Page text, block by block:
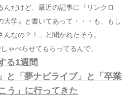
んだけど、最近の記事に『リンクロ
大学』と書いてあって・・・も、もし
なの？！」と聞かれたそう。
ゃべらせてもらってるんで、
る1週間
と「夢ナビライブ」と「卒業
う」に行ってきた